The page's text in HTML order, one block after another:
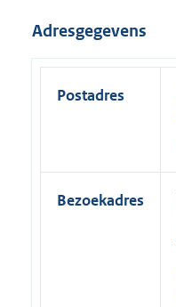
Adresgegevens
Postadres
Bezoekadres